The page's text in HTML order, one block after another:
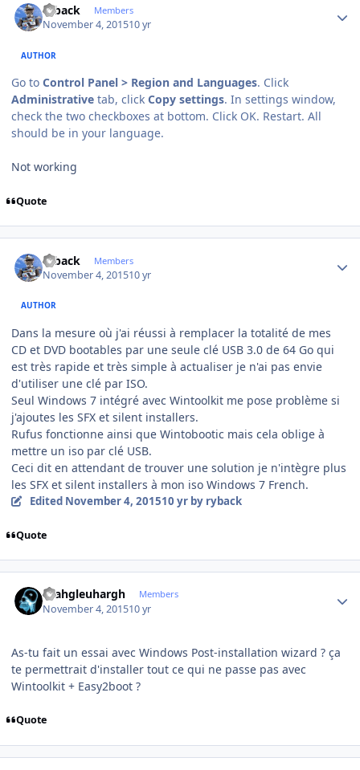
ryback Members
November 4, 201510 yr
AUTHOR
Go to Control Panel > Region and Languages. Click
Administrative tab, click Copy settings. In settings window,
check the two checkboxes at bottom. Click OK. Restart. All
should be in your language.
Not working
Quote
ryback Members
November 4, 201510 yr
AUTHOR
Dans la mesure où j'ai réussi à remplacer la totalité de mes
CD et DVD bootables par une seule clé USB 3.0 de 64 Go qui
est très rapide et très simple à actualiser je n'ai pas envie
d'utiliser une clé par ISO.
Seul Windows 7 intégré avec Wintoolkit me pose problème si
j'ajoutes les SFX et silent installers.
Rufus fonctionne ainsi que Wintobootic mais cela oblige à
mettre un iso par clé USB.
Ceci dit en attendant de trouver une solution je n'intègre plus
les SFX et silent installers à mon iso Windows 7 French.
Edited November 4, 201510 yrby ryback
Quote
rhahgleuhargh Members
November 4, 201510 yr
As-tu fait un essai avec Windows Post-installation wizard ? ça
te permettrait d'installer tout ce qui ne passe pas avec
Wintoolkit + Easy2boot ?
Quote